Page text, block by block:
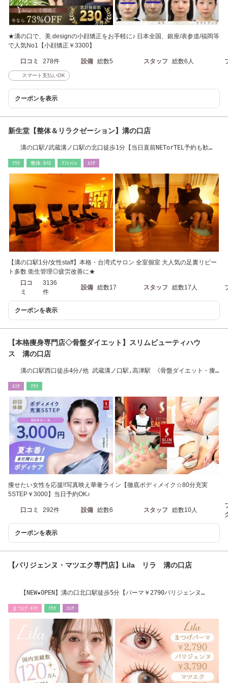
★溝の口で、美.designの小顔矯正をお手軽に♪ 日本全国、銀座/表参道/福岡等
で人気No1【小顔矯正￥3300】
口コミ 278件 設備 総数5 スタッフ 総数6人
スマート支払いOK
クーポンを表示
新生堂【整体＆リラクゼーション】溝の口店
溝の口駅/武蔵溝ノ口駅の北口徒歩1分【当日直前NETorTEL予約も歓
ﾘﾗｸ 整体･ｶｲﾛ ﾘﾌﾚｯｼｭ ｴｽﾃ
【溝の口駅1分/女性staff】本格・台湾式サロン 全室個室 大人気の足裏リピー
ト多数 衛生管理◎疲労改善に★
口コ
ミ
3136
件
設備 総数17 スタッフ 総数17人
クーポンを表示
【本格痩身専門店◇骨盤ダイエット】スリムビューティハウ
ス 溝の口店
溝の口駅西口徒歩4分/他 武蔵溝ノ口駅,高津駅 《骨盤ダイエット・痩
ｴｽﾃ ﾘﾗｸ
痩せたい女性を応援!!写真映え華奢ライン【徹底ボディメイク☆80分充実
5STEP￥3000】当日予約OK♪
口コミ 292件 設備 総数6 スタッフ 総数10人
クーポンを表示
【パリジェンヌ・マツエク専門店】Lila リラ 溝の口店
【NEW★OPEN】溝の口北口駅徒歩5分【パーマ￥2790パリジェンヌ
まつげ･ﾒｲｸ ﾘﾗｸ ｴｽﾃ